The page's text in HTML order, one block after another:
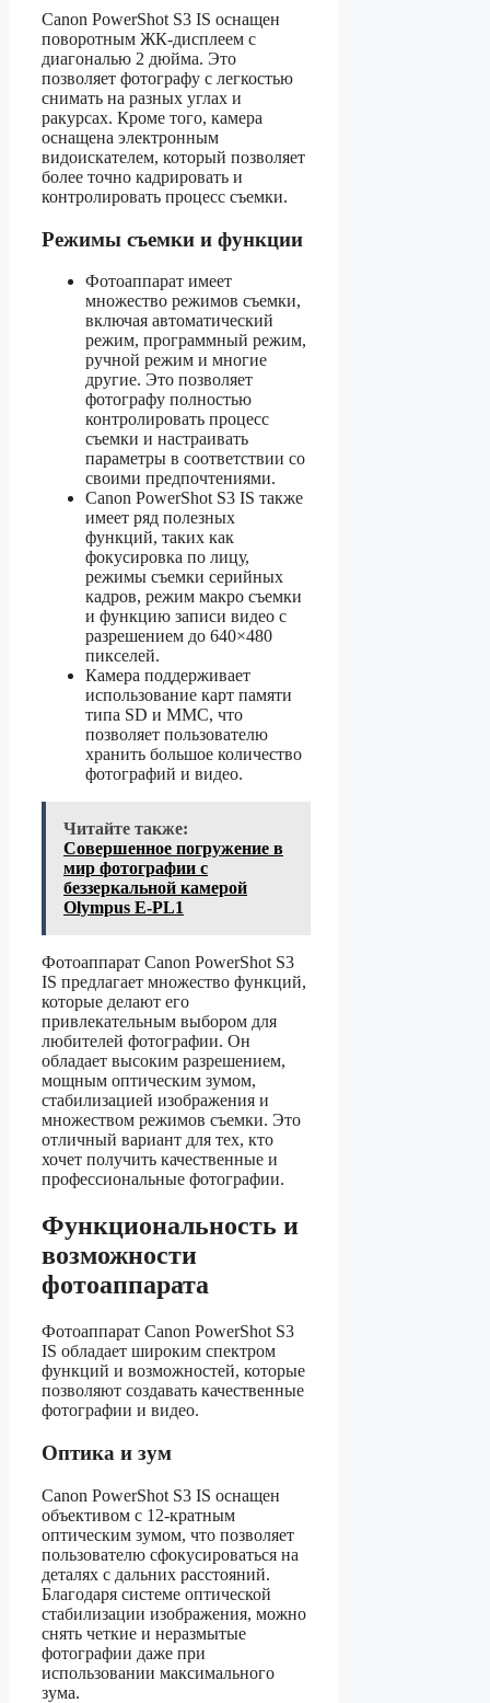
Canon PowerShot S3 IS оснащен
поворотным ЖК-дисплеем с
диагональю 2 дюйма. Это
позволяет фотографу с легкостью
снимать на разных углах и
ракурсах. Кроме того, камера
оснащена электронным
видоискателем, который позволяет
более точно кадрировать и
контролировать процесс съемки.
Режимы съемки и функции
Фотоаппарат имеет
множество режимов съемки,
включая автоматический
режим, программный режим,
ручной режим и многие
другие. Это позволяет
фотографу полностью
контролировать процесс
съемки и настраивать
параметры в соответствии со
своими предпочтениями.
Canon PowerShot S3 IS также
имеет ряд полезных
функций, таких как
фокусировка по лицу,
режимы съемки серийных
кадров, режим макро съемки
и функцию записи видео с
разрешением до 640×480
пикселей.
Камера поддерживает
использование карт памяти
типа SD и MMC, что
позволяет пользователю
хранить большое количество
фотографий и видео.
Читайте также:
Совершенное погружение в
мир фотографии с
беззеркальной камерой
Olympus E-PL1
Фотоаппарат Canon PowerShot S3
IS предлагает множество функций,
которые делают его
привлекательным выбором для
любителей фотографии. Он
обладает высоким разрешением,
мощным оптическим зумом,
стабилизацией изображения и
множеством режимов съемки. Это
отличный вариант для тех, кто
хочет получить качественные и
профессиональные фотографии.
Функциональность и
возможности
фотоаппарата
Фотоаппарат Canon PowerShot S3
IS обладает широким спектром
функций и возможностей, которые
позволяют создавать качественные
фотографии и видео.
Оптика и зум
Canon PowerShot S3 IS оснащен
объективом с 12-кратным
оптическим зумом, что позволяет
пользователю сфокусироваться на
деталях с дальних расстояний.
Благодаря системе оптической
стабилизации изображения, можно
снять четкие и неразмытые
фотографии даже при
использовании максимального
зума.